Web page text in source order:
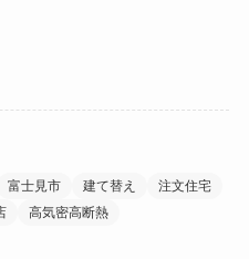
富士見市 建て替え
注文住宅
高気密高断熱